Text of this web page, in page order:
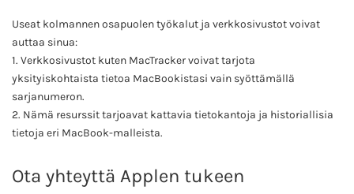
Useat kolmannen osapuolen työkalut ja verkkosivustot voivat
auttaa sinua:
1. Verkkosivustot kuten MacTracker voivat tarjota
yksityiskohtaista tietoa MacBookistasi vain syöttämällä
sarjanumeron.
2. Nämä resurssit tarjoavat kattavia tietokantoja ja historiallisia
tietoja eri MacBook-malleista.
Ota yhteyttä Applen tukeen